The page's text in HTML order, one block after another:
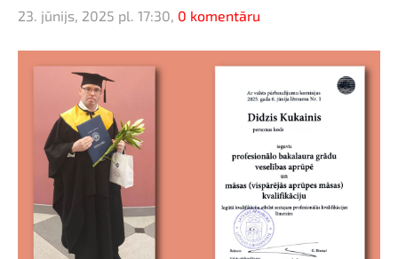
23. jūnijs, 2025 pl. 17:30, 0 komentāru